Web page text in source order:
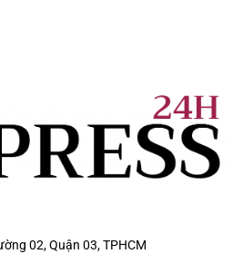
02, Quận 03, TPHCM